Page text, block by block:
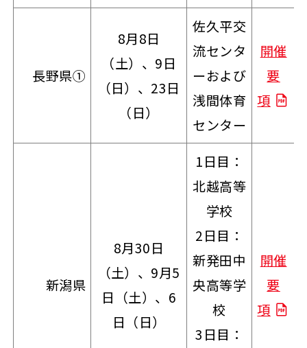
長野県①
8月8日
（土）、9日
（日）、23日
（日）
佐久平交
流センタ
ーおよび
浅間体育
センター
開催
要
項
新潟県
8月30日
（土）、9月5
日（土）、6
日（日）
1日目：
北越高等
学校
2日目：
新発田中
央高等学
校
3日目：
開催
要
項